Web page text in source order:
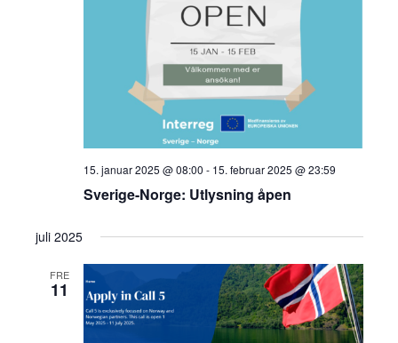
Sverige-Norge: Utlysning åpen
15. januar 2025 @ 08:00 - 15. februar 2025 @ 23:59
juli 2025
FRE
11